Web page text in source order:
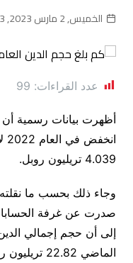
الخميس, 2 مارس 2023, 12:13
عدد القراءات: 99
أظهرت بيانات رسمية أن
4.039 تريليون روبل.
وجاء ذلك بحسب ما
صدرت عن غرفة
إلى أن حجم إجمالي
الماضي 22.82 تريليون روبل.